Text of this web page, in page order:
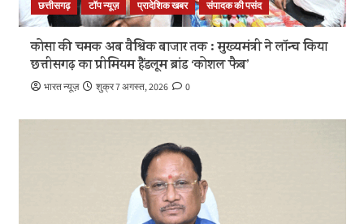
छत्तीसगढ़ टॉप न्यूज़ प्रादेशिक खबर संपादक की पसंद
कोसा की चमक अब वैश्विक बाजार तक : मुख्यमंत्री ने लॉन्च किया
छत्तीसगढ़ का प्रीमियम हैंडलूम ब्रांड ‘कोशल फैब’
भारत न्यूज़ शुक्र 7 अगस्त, 2026 0